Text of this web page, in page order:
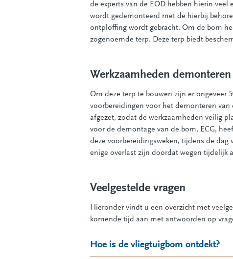
de experts van de EOD hebben hierin
wordt gedemonteerd met de hierbij
ontploffing wordt gebracht. Om de bom
zogenoemde terp. Deze terp biedt
Werkzaamheden
Om deze terp te bouwen zijn er ongeveer
voorbereidingen voor het demonteren
afgezet, zodat de werkzaamheden veilig
voor de demontage van de bom, ECG,
deze voorbereidingsweken, tijdens de
enige overlast zijn doordat wegen tijdelijk
Veelgestelde vragen
Hieronder vindt u een overzicht met
komende tijd aan met antwoorden op
Hoe is de vliegtuigbom ontdekt?